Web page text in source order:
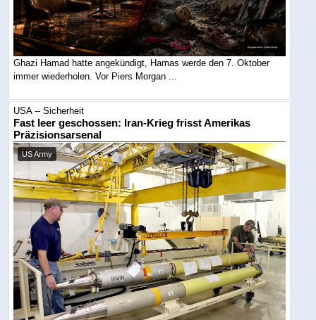
Ghazi Hamad hatte angekündigt, Hamas werde den 7. Oktober
immer wiederholen. Vor Piers Morgan ...
USA -- Sicherheit
Fast leer geschossen: Iran-Krieg frisst Amerikas
Präzisionsarsenal
US Army